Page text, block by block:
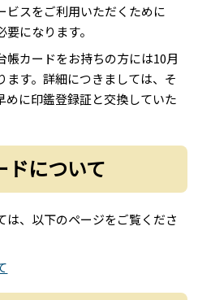
ビスをご利用いただくために
になります。
帳カードをお持ちの方には10月
ます。詳細につきましては、そ
めに印鑑登録証と交換していた
ドについて
は、以下のページをご覧くださ